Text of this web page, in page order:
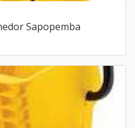
Sapopemba